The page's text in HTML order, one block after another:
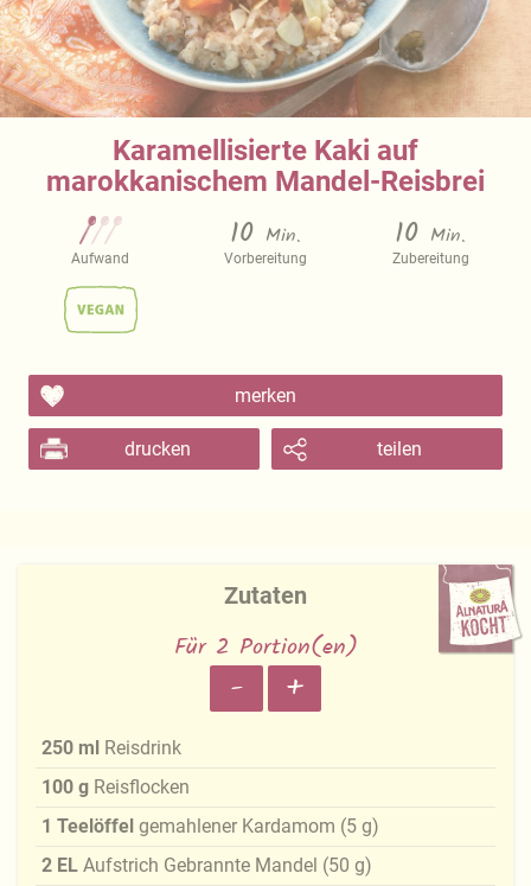
Karamellisierte Kaki auf
marokkanischem Mandel-Reisbrei
Aufwand
10 Min.
Vorbereitung
10 Min.
Zubereitung
merken
drucken teilen
Zutaten
Für 2 Portion(en)
- +
250 ml Reisdrink
100 g Reisflocken
1 Teelöffel gemahlener Kardamom (5 g)
2 EL Aufstrich Gebrannte Mandel (50 g)